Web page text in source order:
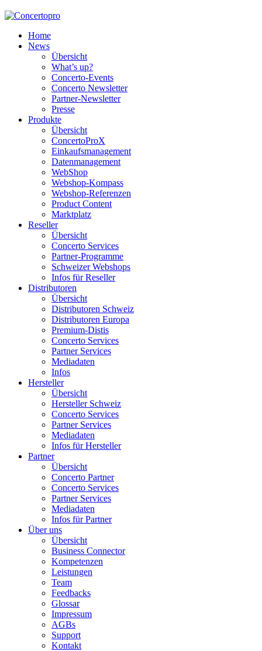
Home
News
Übersicht
What’s up?
Concerto-Events
Concerto Newsletter
Partner-Newsletter
Presse
Produkte
Übersicht
ConcertoProX
Einkaufsmanagement
Datenmanagement
WebShop
Webshop-Kompass
Webshop-Referenzen
Product Content
Marktplatz
Reseller
Übersicht
Concerto Services
Partner-Programme
Schweizer Webshops
Infos für Reseller
Distributoren
Übersicht
Distributoren Schweiz
Distributoren Europa
Premium-Distis
Concerto Services
Partner Services
Mediadaten
Infos
Hersteller
Übersicht
Hersteller Schweiz
Concerto Services
Partner Services
Mediadaten
Infos für Hersteller
Partner
Übersicht
Concerto Partner
Concerto Services
Partner Services
Mediadaten
Infos für Partner
Über uns
Übersicht
Business Connector
Kompetenzen
Leistungen
Team
Feedbacks
Glossar
Impressum
AGBs
Support
Kontakt